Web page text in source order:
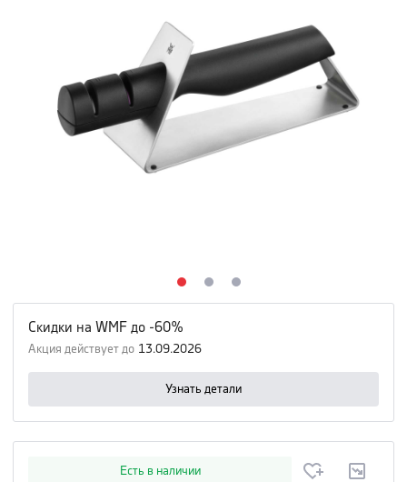
Скидки на WMF до -60%
Акция действует до 13.09.2026
Узнать детали
Есть в наличии